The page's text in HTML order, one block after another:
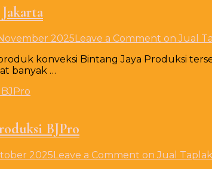
2025Leave a Comment on Jual
konveksi Bintang Jaya Produksi
banyak …
BJPro
2025Leave a Comment on Jual